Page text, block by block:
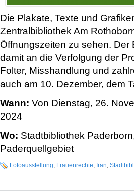
Die Plakate, Texte und
Zentralbibliothek Am
Öffnungszeiten zu sehen. Der
damit an die Verfolgung der
Folter, Misshandlung und
auch am 10. Dezember, dem
Wann: Von Dienstag, 26.
2024
Wo: Stadtbibliothek
Paderquellgebiet
Fotoausstellung, Frauenrechte, Iran,